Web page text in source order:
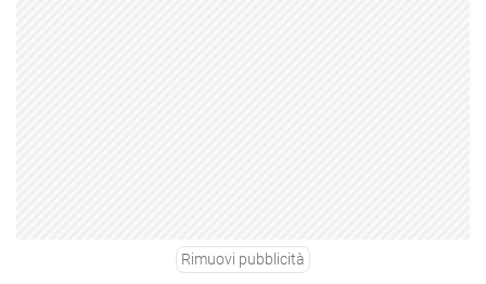
Rimuovi pubblicità